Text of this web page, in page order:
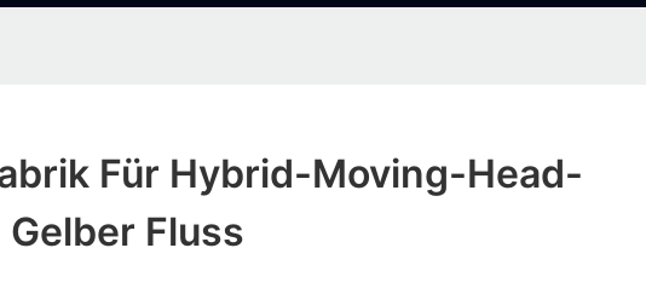
Für Hybrid-Moving-Head-
Fluss